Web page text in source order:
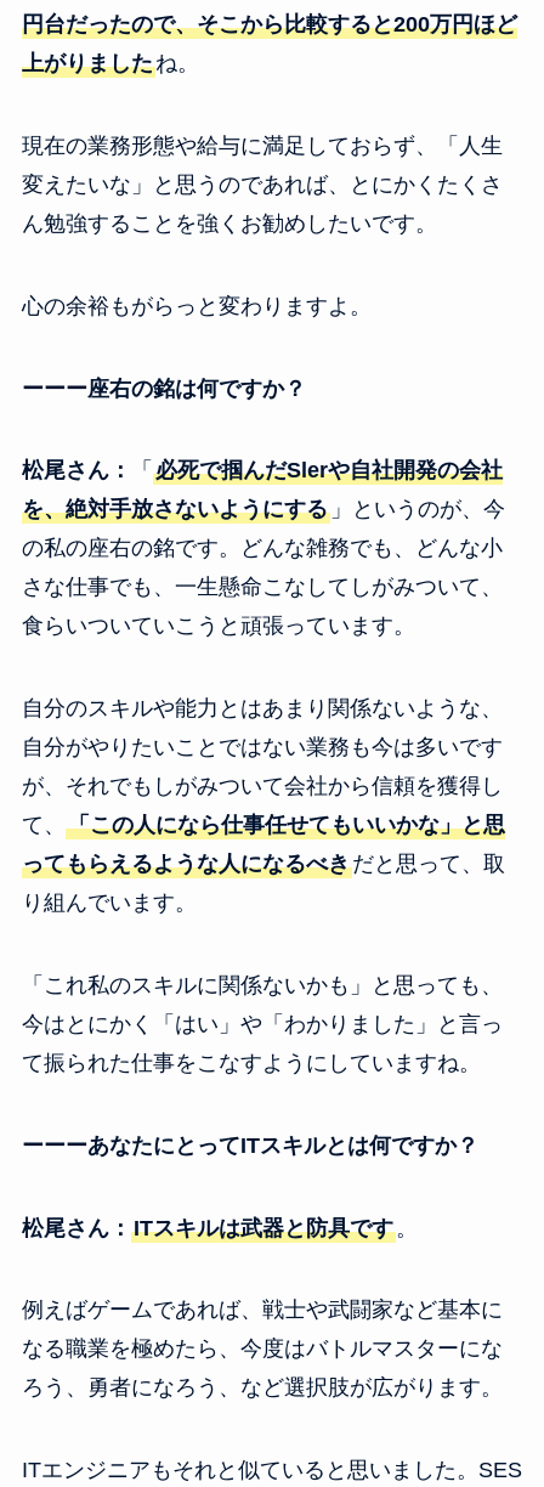
円台だったので、そこから比較すると200万円ほど
上がりましたね。
現在の業務形態や給与に満足しておらず、「人生
変えたいな」と思うのであれば、とにかくたくさ
ん勉強することを強くお勧めしたいです。
心の余裕もがらっと変わりますよ。
ーーー座右の銘は何ですか？
松尾さん： 「 必死で掴んだSlerや自社開発の会社
を、絶対手放さないようにする」というのが、今
の私の座右の銘です。どんな雑務でも、どんな小
さな仕事でも、一生懸命こなしてしがみついて、
食らいついていこうと頑張っています。
自分のスキルや能力とはあまり関係ないような、
自分がやりたいことではない業務も今は多いです
が、それでもしがみついて会社から信頼を獲得し
て、 「この人になら仕事任せてもいいかな」と思
ってもらえるような人になるべきだと思って、取
り組んでいます。
「これ私のスキルに関係ないかも」と思っても、
今はとにかく「はい」や「わかりました」と言っ
て振られた仕事をこなすようにしていますね。
ーーーあなたにとってITスキルとは何ですか？
松尾さん： ITスキルは武器と防具です。
例えばゲームであれば、戦士や武闘家など基本に
なる職業を極めたら、今度はバトルマスターにな
ろう、勇者になろう、など選択肢が広がります。
ITエンジニアもそれと似ていると思いました。SES